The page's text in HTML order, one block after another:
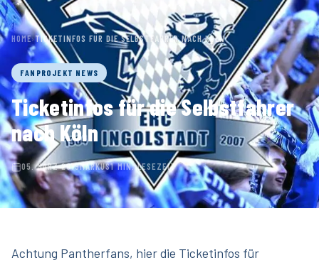
HOME›TICKETINFOS FÜR DIE SELBSTFAHRER NACH KÖLN
FANPROJEKT NEWS
Ticketinfos für die Selbstfahrer
nach Köln
05. MÄRZ 2019MARKUS1 MIN. LESEZEIT
Achtung Pantherfans, hier die Ticketinfos für